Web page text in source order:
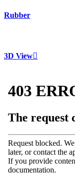
Rubber
3D View